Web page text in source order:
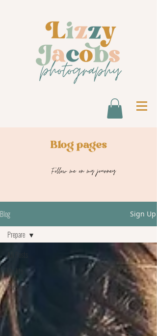
Blog pages
Follow me on my journey
Blog Sign Up
All Posts
My life
Prepare
Prepare